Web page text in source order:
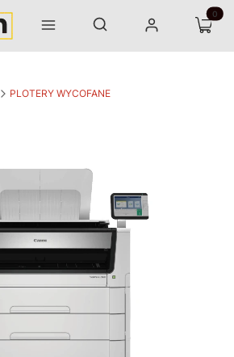
Menu Otwórz wyszukiwarkę
Szukaj Zaloguj się Koszyk
PLOTERY WYCOFANE